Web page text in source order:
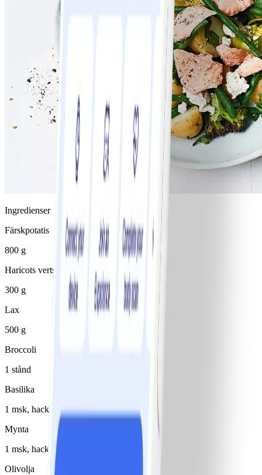
Ingredienser
Färskpotatis
800 g
Haricots verts
300 g
Lax
500 g
Broccoli
1 stånd
Basilika
1 msk, hackad
Mynta
1 msk, hackad
Olivolja